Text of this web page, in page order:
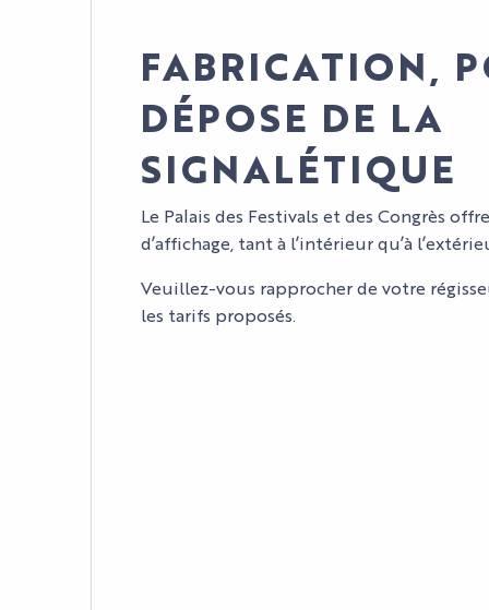
INFOS PRATIQUES
FABRICATION,
DÉPOSE DE LA
SIGNALÉTIQUE
Le Palais des Festivals et des Congrès
d’affichage, tant à l’intérieur qu’à
Veuillez-vous rapprocher de votre
les tarifs proposés.